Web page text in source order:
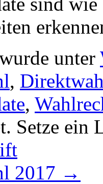
unter
,
,
Setze ein
2017 →